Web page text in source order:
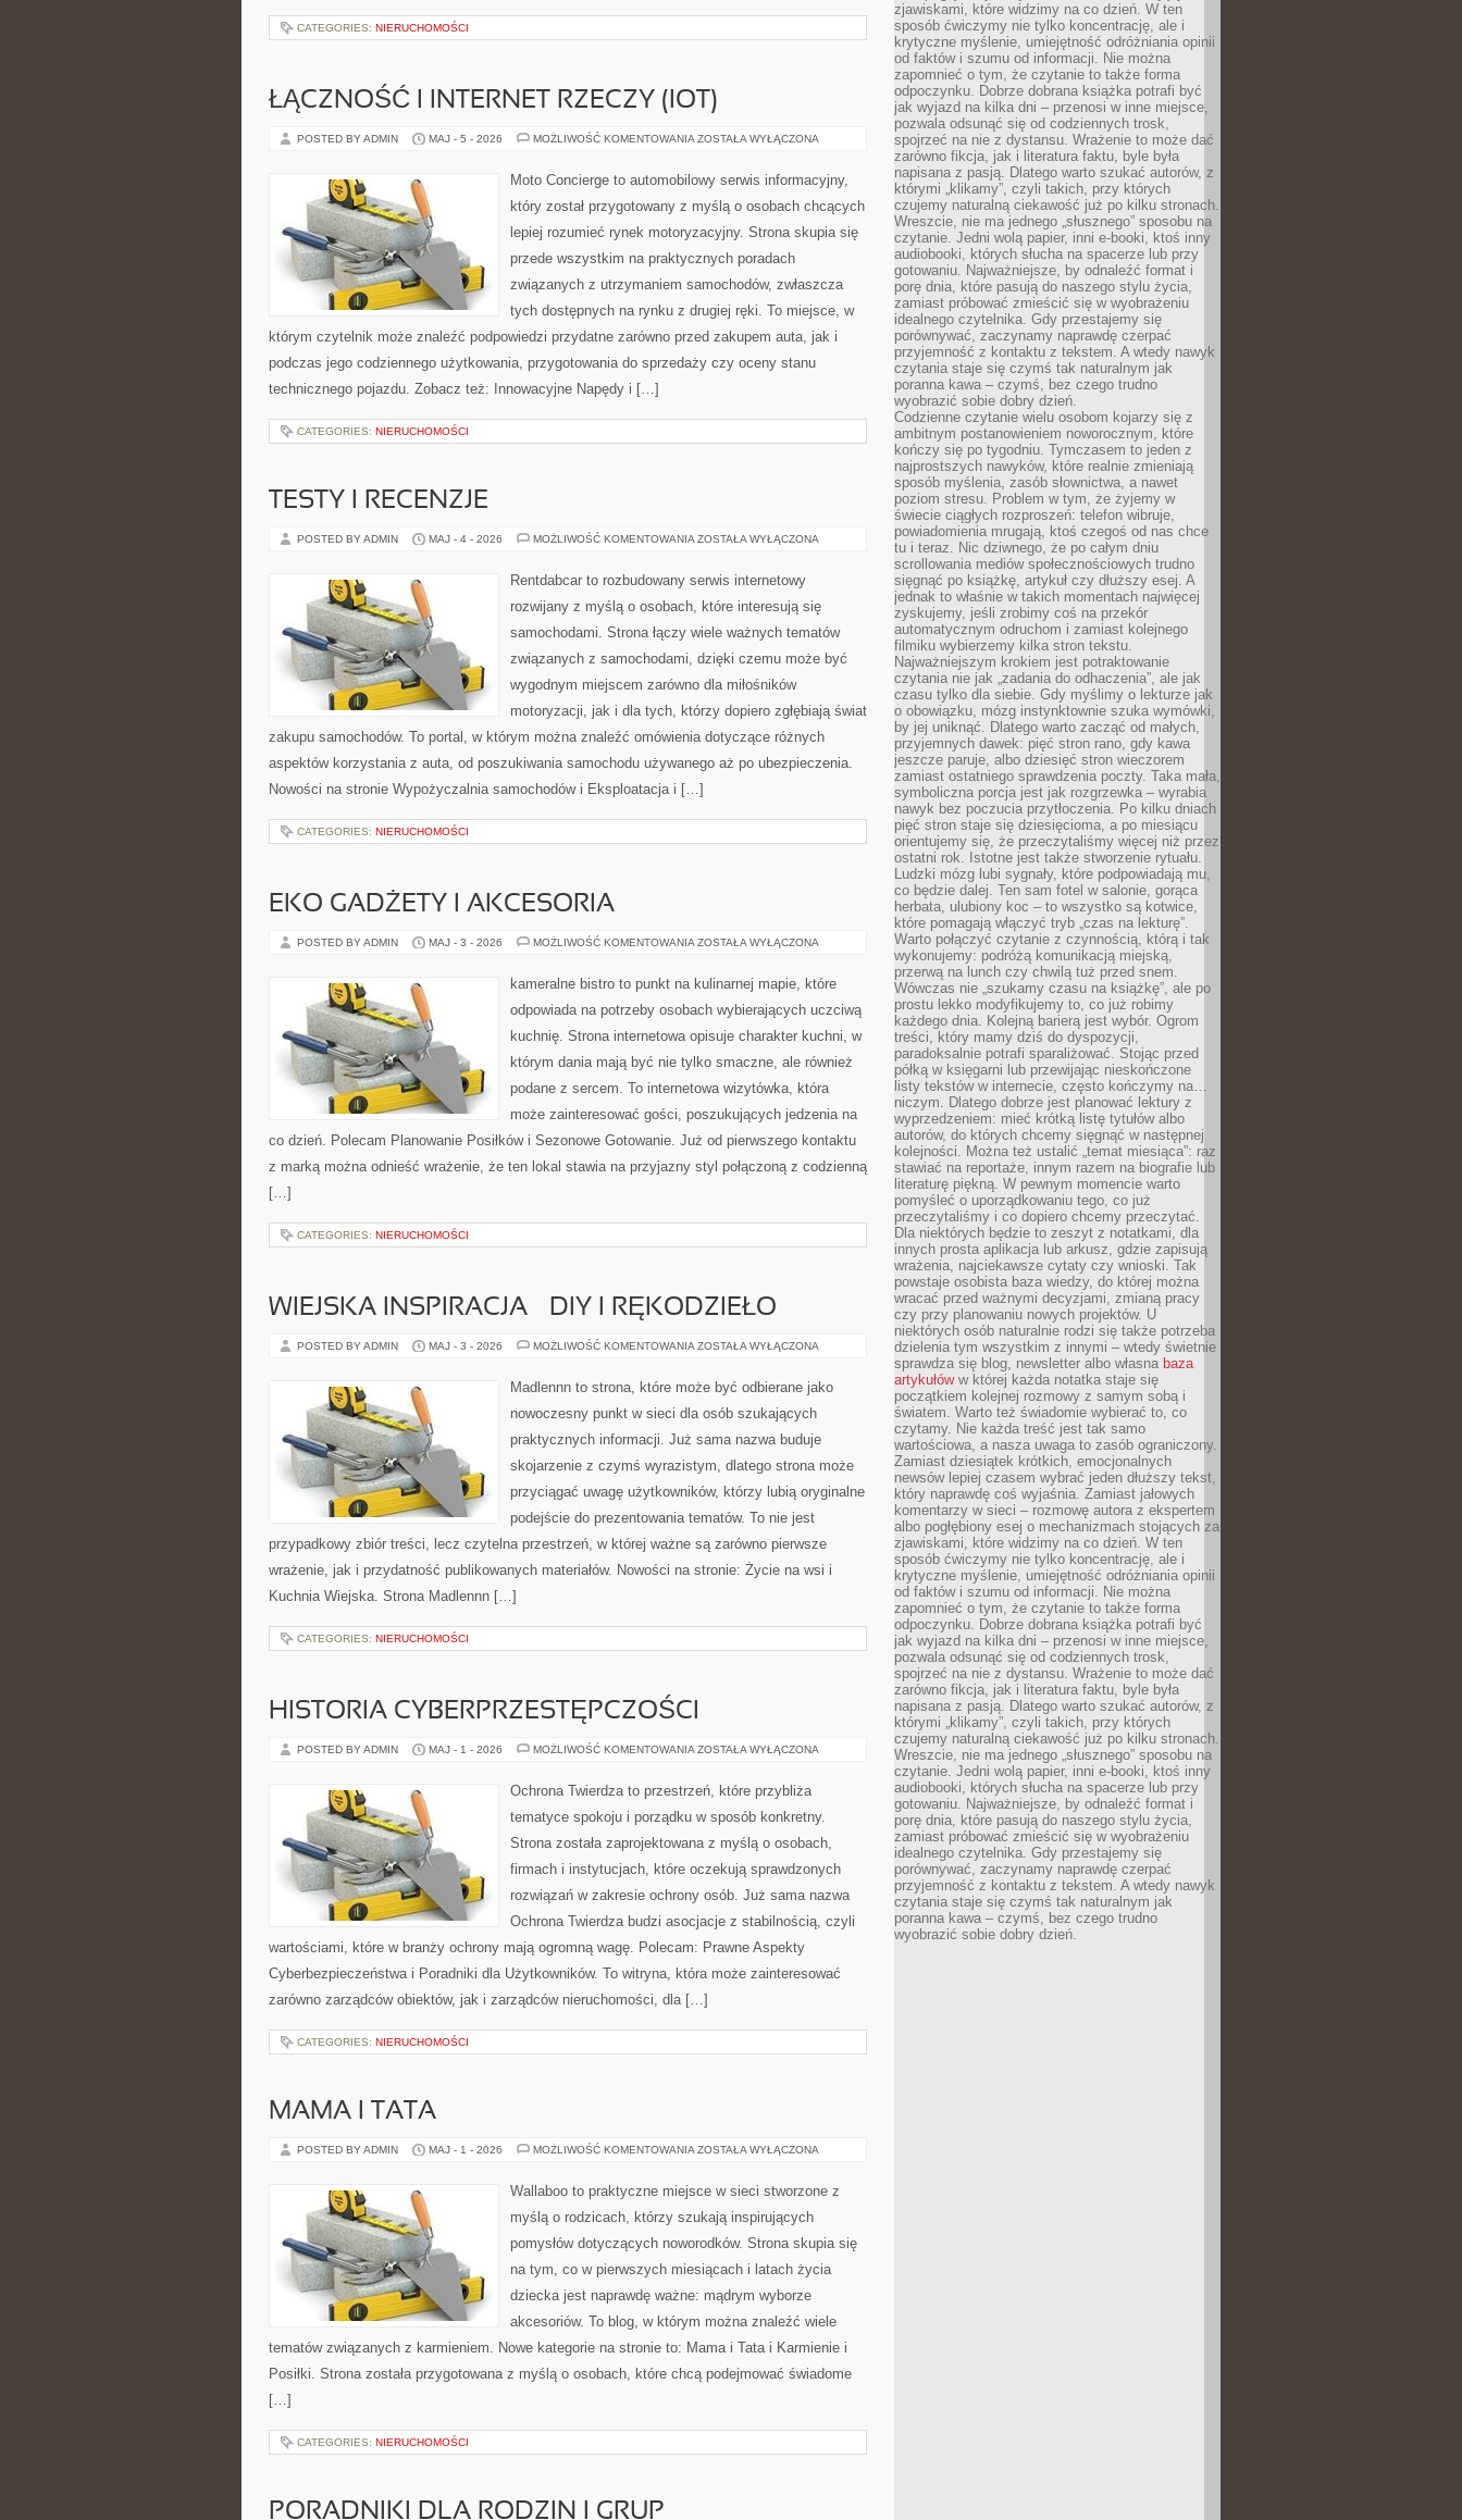
CATEGORIES: NIERUCHOMOŚCI
ŁĄCZNOŚĆ I INTERNET RZECZY (IOT)
POSTED BY ADMIN MAJ - 5 - 2026 MOŻLIWOŚĆ KOMENTOWANIA ŁĄCZNOŚĆ
(IOT)
ZOSTAŁA WYŁĄCZONA
Moto Concierge to automobilowy serwis informacyjny,
który został przygotowany z myślą o osobach chcących
lepiej rozumieć rynek motoryzacyjny. Strona skupia się
przede wszystkim na praktycznych poradach
związanych z utrzymaniem samochodów, zwłaszcza
tych dostępnych na rynku z drugiej ręki. To miejsce, w
którym czytelnik może znaleźć podpowiedzi przydatne zarówno przed zakupem auta, jak i
podczas jego codziennego użytkowania, przygotowania do sprzedaży czy oceny stanu
technicznego pojazdu. Zobacz też: Innowacyjne Napędy i […]
CATEGORIES: NIERUCHOMOŚCI
TESTY I RECENZJE
POSTED BY ADMIN MAJ - 4 - 2026 MOŻLIWOŚĆ KOMENTOWANIA TESTY
ZOSTAŁA WYŁĄCZONA
Rentdabcar to rozbudowany serwis internetowy
rozwijany z myślą o osobach, które interesują się
samochodami. Strona łączy wiele ważnych tematów
związanych z samochodami, dzięki czemu może być
wygodnym miejscem zarówno dla miłośników
motoryzacji, jak i dla tych, którzy dopiero zgłębiają świat
zakupu samochodów. To portal, w którym można znaleźć omówienia dotyczące różnych
aspektów korzystania z auta, od poszukiwania samochodu używanego aż po ubezpieczenia.
Nowości na stronie Wypożyczalnia samochodów i Eksploatacja i […]
CATEGORIES: NIERUCHOMOŚCI
EKO GADŻETY I AKCESORIA
POSTED BY ADMIN MAJ - 3 - 2026 MOŻLIWOŚĆ KOMENTOWANIA EKO
AKCESORIA
ZOSTAŁA WYŁĄCZONA
kameralne bistro to punkt na kulinarnej mapie, które
odpowiada na potrzeby osobach wybierających uczciwą
kuchnię. Strona internetowa opisuje charakter kuchni, w
którym dania mają być nie tylko smaczne, ale również
podane z sercem. To internetowa wizytówka, która
może zainteresować gości, poszukujących jedzenia na
co dzień. Polecam Planowanie Posiłków i Sezonowe Gotowanie. Już od pierwszego kontaktu
z marką można odnieść wrażenie, że ten lokal stawia na przyjazny styl połączoną z codzienną
[…]
CATEGORIES: NIERUCHOMOŚCI
WIEJSKA INSPIRACJA – DIY I RĘKODZIEŁO
POSTED BY ADMIN MAJ - 3 - 2026 MOŻLIWOŚĆ KOMENTOWANIA WIEJSKA
DIY
I
ZOSTAŁA WYŁĄCZONA
Madlennn to strona, które może być odbierane jako
nowoczesny punkt w sieci dla osób szukających
praktycznych informacji. Już sama nazwa buduje
skojarzenie z czymś wyrazistym, dlatego strona może
przyciągać uwagę użytkowników, którzy lubią oryginalne
podejście do prezentowania tematów. To nie jest
przypadkowy zbiór treści, lecz czytelna przestrzeń, w której ważne są zarówno pierwsze
wrażenie, jak i przydatność publikowanych materiałów. Nowości na stronie: Życie na wsi i
Kuchnia Wiejska. Strona Madlennn […]
CATEGORIES: NIERUCHOMOŚCI
HISTORIA CYBERPRZESTĘPCZOŚCI
POSTED BY ADMIN MAJ - 1 - 2026 MOŻLIWOŚĆ KOMENTOWANIA HISTORIA
ZOSTAŁA WYŁĄCZONA
Ochrona Twierdza to przestrzeń, które przybliża
tematyce spokoju i porządku w sposób konkretny.
Strona została zaprojektowana z myślą o osobach,
firmach i instytucjach, które oczekują sprawdzonych
rozwiązań w zakresie ochrony osób. Już sama nazwa
Ochrona Twierdza budzi asocjacje z stabilnością, czyli
wartościami, które w branży ochrony mają ogromną wagę. Polecam: Prawne Aspekty
Cyberbezpieczeństwa i Poradniki dla Użytkowników. To witryna, która może zainteresować
zarówno zarządców obiektów, jak i zarządców nieruchomości, dla […]
CATEGORIES: NIERUCHOMOŚCI
MAMA I TATA
POSTED BY ADMIN MAJ - 1 - 2026 MOŻLIWOŚĆ KOMENTOWANIA MAMA
ZOSTAŁA WYŁĄCZONA
Wallaboo to praktyczne miejsce w sieci stworzone z
myślą o rodzicach, którzy szukają inspirujących
pomysłów dotyczących noworodków. Strona skupia się
na tym, co w pierwszych miesiącach i latach życia
dziecka jest naprawdę ważne: mądrym wyborze
akcesoriów. To blog, w którym można znaleźć wiele
tematów związanych z karmieniem. Nowe kategorie na stronie to: Mama i Tata i Karmienie i
Posiłki. Strona została przygotowana z myślą o osobach, które chcą podejmować świadome
[…]
CATEGORIES: NIERUCHOMOŚCI
PORADNIKI DLA RODZIN I GRUP
zjawiskami, które widzimy na co dzień. W ten
sposób ćwiczymy nie tylko koncentrację, ale i
krytyczne myślenie, umiejętność odróżniania opinii
od faktów i szumu od informacji. Nie można
zapomnieć o tym, że czytanie to także forma
odpoczynku. Dobrze dobrana książka potrafi być
jak wyjazd na kilka dni – przenosi w inne miejsce,
pozwala odsunąć się od codziennych trosk,
spojrzeć na nie z dystansu. Wrażenie to może dać
zarówno fikcja, jak i literatura faktu, byle była
napisana z pasją. Dlatego warto szukać autorów, z
którymi „klikamy”, czyli takich, przy których
czujemy naturalną ciekawość już po kilku stronach.
Wreszcie, nie ma jednego „słusznego” sposobu na
czytanie. Jedni wolą papier, inni e-booki, ktoś inny
audiobooki, których słucha na spacerze lub przy
gotowaniu. Najważniejsze, by odnaleźć format i
porę dnia, które pasują do naszego stylu życia,
zamiast próbować zmieścić się w wyobrażeniu
idealnego czytelnika. Gdy przestajemy się
porównywać, zaczynamy naprawdę czerpać
przyjemność z kontaktu z tekstem. A wtedy nawyk
czytania staje się czymś tak naturalnym jak
poranna kawa – czymś, bez czego trudno
wyobrazić sobie dobry dzień.
Codzienne czytanie wielu osobom kojarzy się z
ambitnym postanowieniem noworocznym, które
kończy się po tygodniu. Tymczasem to jeden z
najprostszych nawyków, które realnie zmieniają
sposób myślenia, zasób słownictwa, a nawet
poziom stresu. Problem w tym, że żyjemy w
świecie ciągłych rozproszeń: telefon wibruje,
powiadomienia mrugają, ktoś czegoś od nas chce
tu i teraz. Nic dziwnego, że po całym dniu
scrollowania mediów społecznościowych trudno
sięgnąć po książkę, artykuł czy dłuższy esej. A
jednak to właśnie w takich momentach najwięcej
zyskujemy, jeśli zrobimy coś na przekór
automatycznym odruchom i zamiast kolejnego
filmiku wybierzemy kilka stron tekstu.
Najważniejszym krokiem jest potraktowanie
czytania nie jak „zadania do odhaczenia”, ale jak
czasu tylko dla siebie. Gdy myślimy o lekturze jak
o obowiązku, mózg instynktownie szuka wymówki,
by jej uniknąć. Dlatego warto zacząć od małych,
przyjemnych dawek: pięć stron rano, gdy kawa
jeszcze paruje, albo dziesięć stron wieczorem
zamiast ostatniego sprawdzenia poczty. Taka mała,
symboliczna porcja jest jak rozgrzewka – wyrabia
nawyk bez poczucia przytłoczenia. Po kilku dniach
pięć stron staje się dziesięcioma, a po miesiącu
orientujemy się, że przeczytaliśmy więcej niż przez
ostatni rok. Istotne jest także stworzenie rytuału.
Ludzki mózg lubi sygnały, które podpowiadają mu,
co będzie dalej. Ten sam fotel w salonie, gorąca
herbata, ulubiony koc – to wszystko są kotwice,
które pomagają włączyć tryb „czas na lekturę”.
Warto połączyć czytanie z czynnością, którą i tak
wykonujemy: podróżą komunikacją miejską,
przerwą na lunch czy chwilą tuż przed snem.
Wówczas nie „szukamy czasu na książkę”, ale po
prostu lekko modyfikujemy to, co już robimy
każdego dnia. Kolejną barierą jest wybór. Ogrom
treści, który mamy dziś do dyspozycji,
paradoksalnie potrafi sparaliżować. Stojąc przed
półką w księgarni lub przewijając nieskończone
listy tekstów w internecie, często kończymy na…
niczym. Dlatego dobrze jest planować lektury z
wyprzedzeniem: mieć krótką listę tytułów albo
autorów, do których chcemy sięgnąć w następnej
kolejności. Można też ustalić „temat miesiąca”: raz
stawiać na reportaże, innym razem na biografie lub
literaturę piękną. W pewnym momencie warto
pomyśleć o uporządkowaniu tego, co już
przeczytaliśmy i co dopiero chcemy przeczytać.
Dla niektórych będzie to zeszyt z notatkami, dla
innych prosta aplikacja lub arkusz, gdzie zapisują
wrażenia, najciekawsze cytaty czy wnioski. Tak
powstaje osobista baza wiedzy, do której można
wracać przed ważnymi decyzjami, zmianą pracy
czy przy planowaniu nowych projektów. U
niektórych osób naturalnie rodzi się także potrzeba
dzielenia tym wszystkim z innymi – wtedy świetnie
sprawdza się blog, newsletter albo własna baza
artykułóww której każda notatka staje się
początkiem kolejnej rozmowy z samym sobą i
światem. Warto też świadomie wybierać to, co
czytamy. Nie każda treść jest tak samo
wartościowa, a nasza uwaga to zasób ograniczony.
Zamiast dziesiątek krótkich, emocjonalnych
newsów lepiej czasem wybrać jeden dłuższy tekst,
który naprawdę coś wyjaśnia. Zamiast jałowych
komentarzy w sieci – rozmowę autora z ekspertem
albo pogłębiony esej o mechanizmach stojących za
zjawiskami, które widzimy na co dzień. W ten
sposób ćwiczymy nie tylko koncentrację, ale i
krytyczne myślenie, umiejętność odróżniania opinii
od faktów i szumu od informacji. Nie można
zapomnieć o tym, że czytanie to także forma
odpoczynku. Dobrze dobrana książka potrafi być
jak wyjazd na kilka dni – przenosi w inne miejsce,
pozwala odsunąć się od codziennych trosk,
spojrzeć na nie z dystansu. Wrażenie to może dać
zarówno fikcja, jak i literatura faktu, byle była
napisana z pasją. Dlatego warto szukać autorów, z
którymi „klikamy”, czyli takich, przy których
czujemy naturalną ciekawość już po kilku stronach.
Wreszcie, nie ma jednego „słusznego” sposobu na
czytanie. Jedni wolą papier, inni e-booki, ktoś inny
audiobooki, których słucha na spacerze lub przy
gotowaniu. Najważniejsze, by odnaleźć format i
porę dnia, które pasują do naszego stylu życia,
zamiast próbować zmieścić się w wyobrażeniu
idealnego czytelnika. Gdy przestajemy się
porównywać, zaczynamy naprawdę czerpać
przyjemność z kontaktu z tekstem. A wtedy nawyk
czytania staje się czymś tak naturalnym jak
poranna kawa – czymś, bez czego trudno
wyobrazić sobie dobry dzień.